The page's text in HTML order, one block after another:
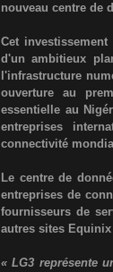
nouveau centre de
Cet
d'un ambitieux
l'infrastructure
ouverture au
essentielle au
entreprises
connectivité
Le centre de
entreprises de
fournisseurs de
autres sites
« LG3 représente